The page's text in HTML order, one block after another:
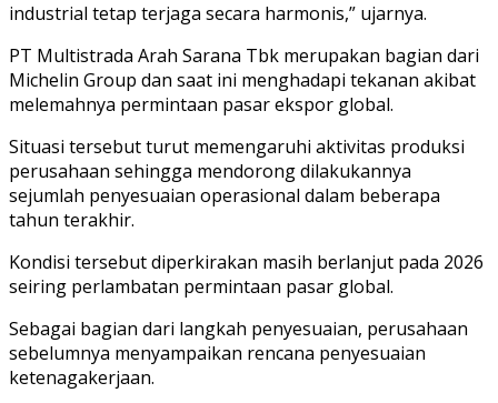
industrial tetap terjaga secara harmonis,” ujarnya.
PT Multistrada Arah Sarana Tbk merupakan bagian dari
Michelin Group dan saat ini menghadapi tekanan akibat
melemahnya permintaan pasar ekspor global.
Situasi tersebut turut memengaruhi aktivitas produksi
perusahaan sehingga mendorong dilakukannya
sejumlah penyesuaian operasional dalam beberapa
tahun terakhir.
Kondisi tersebut diperkirakan masih berlanjut pada 2026
seiring perlambatan permintaan pasar global.
Sebagai bagian dari langkah penyesuaian, perusahaan
sebelumnya menyampaikan rencana penyesuaian
ketenagakerjaan.